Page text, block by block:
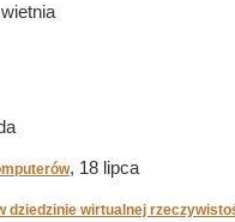
, 18 lipca
dziedzinie wirtualnej